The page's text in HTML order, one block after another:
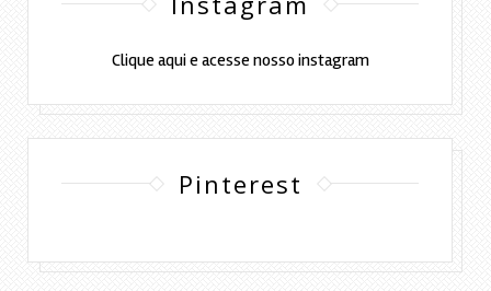
Clique aqui e acesse nosso instagram
Pinterest